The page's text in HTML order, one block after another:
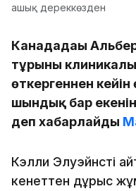
ашық дереккөзден
Канададағы
тұрғыны
өткергеннен кейін
шындық бар
деп хабарлайды
Кэлли Элуэйнстің
кенеттен дұрыс